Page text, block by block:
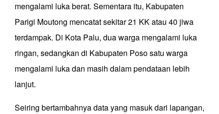
mengalami luka berat. Sementara itu, Kabupaten
Parigi Moutong mencatat sekitar 21 KK atau 40 jiwa
terdampak. Di Kota Palu, dua warga mengalami luka
ringan, sedangkan di Kabupaten Poso satu warga
mengalami luka dan masih dalam pendataan lebih
lanjut.
Seiring bertambahnya data yang masuk dari lapangan,